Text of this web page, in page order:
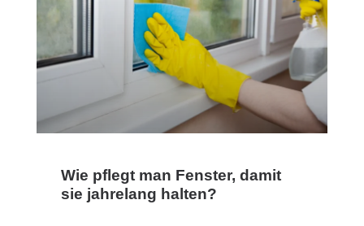
Wie pflegt man Fenster, damit
sie jahrelang halten?